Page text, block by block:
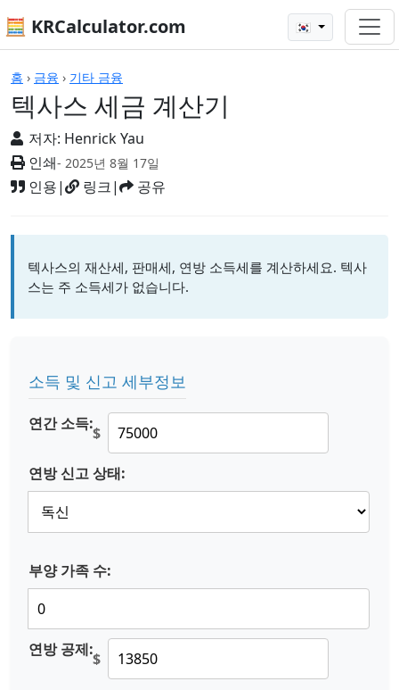
🧮 KRCalculator.com 🇰🇷
홈 › 금융 › 기타 금융
텍사스 세금 계산기
저자: Henrick Yau
인쇄- 2025년 8월 17일
인용| 링크| 공유
계산기
텍사스의 재산세, 판매세, 연방 소득세를 계산하세요. 텍사
스는 주 소득세가 없습니다.
소득 및 신고 세부정보
연간 소득:$
연방 신고 상태:
부양 가족 수:
연방 공제:$